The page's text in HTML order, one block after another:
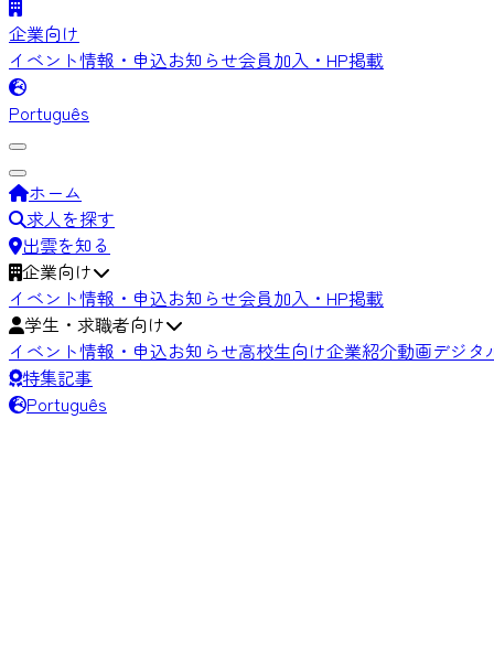
企業向け
イベント情報・申込お知らせ会員加入・HP掲載
Português
ホーム
求人を探す
出雲を知る
企業向け
イベント情報・申込お知らせ会員加入・HP掲載
学生・求職者向け
イベント情報・申込お知らせ高校生向け企業紹介動画デジタ
特集記事
Português